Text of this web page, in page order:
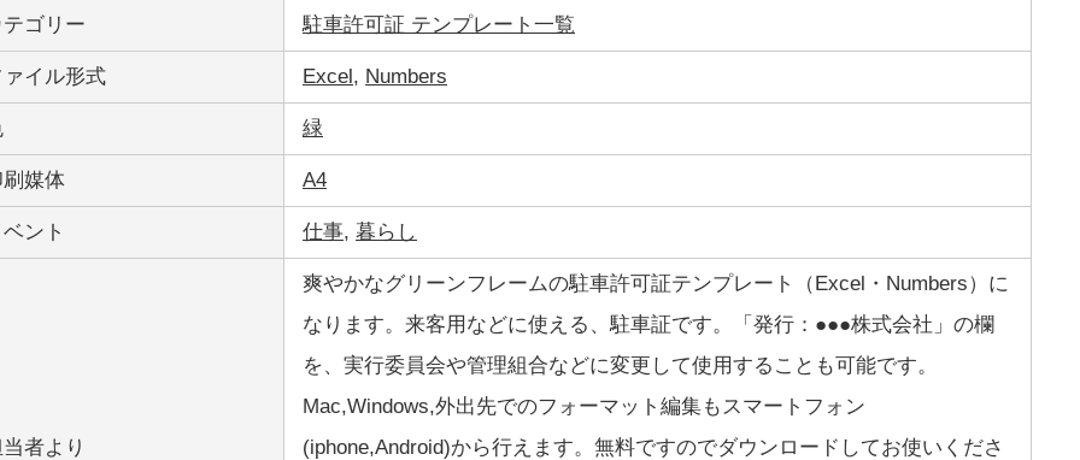
ゴリー 駐車許可証 テンプレート一覧
イル形式 Excel, Numbers
緑
媒体 A4
ント 仕事, 暮らし
者より
爽やかなグリーンフレームの駐車許可証テンプレート（Excel・Numbers）に
なります。来客用などに使える、駐車証です。「発行：●●●株式会社」の欄
を、実行委員会や管理組合などに変更して使用することも可能です。
Mac,Windows,外出先でのフォーマット編集もスマートフォン
(iphone,Android)から行えます。無料ですのでダウンロードしてお使いくださ